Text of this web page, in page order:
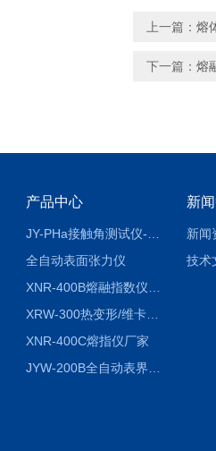
上一篇： 熔
下一篇： 熔
产品中心
全自动表面张力仪
XRW-300热变形/维卡软化点温度测定仪
XNR-400C熔指仪厂家
新
新闻
技术